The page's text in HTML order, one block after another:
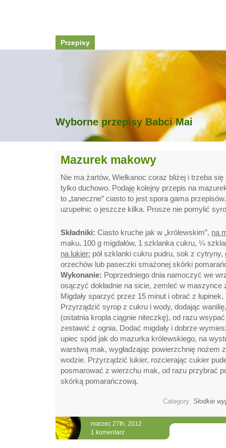
Przepisy
Wyborne przepisy Babci Mai
Mazurek makowy
Nie ma żartów, Wielkanoc coraz bliżej i trzeba
tylko duchowo. Podaję kolejny przepis na
to „taneczne” ciasto to jest spora gama
uzupełnic o jeszcze kilka. Prosze nie pomylić
Składniki: Ciasto kruche jak w „królewskim”, na
maku, 100 g migdałów, 1 szklanka cukru, ¼
na lukier: pół szklanki cukru pudru, sok z cytryny,
orzechów lub paseczki smażonej skórki
Wykonanie: Poprzedniego dnia namoczyć we
osączyć dokładnie na sicie, zemleć w maszynce
Migdały sparzyć przez 15 minut i obrać z
Przyrządzić syrop z cukru i wody, dodając
(ostatnia kropla ciągnie niteczkę), od razu
zestawić z ognia. Dodać migdały i dobrze
upiec spód jak do mazurka królewskiego, na
warstwą mak, wygładzając powierzchnię nożem
wodzie. Przyrządzić lukier, rozcierając cukier
posmarować z wierzchu mak, od razu przybrać
skórką pomarańczową.
Category: Słodkie
marzec 27th, 2012
1 komentarz